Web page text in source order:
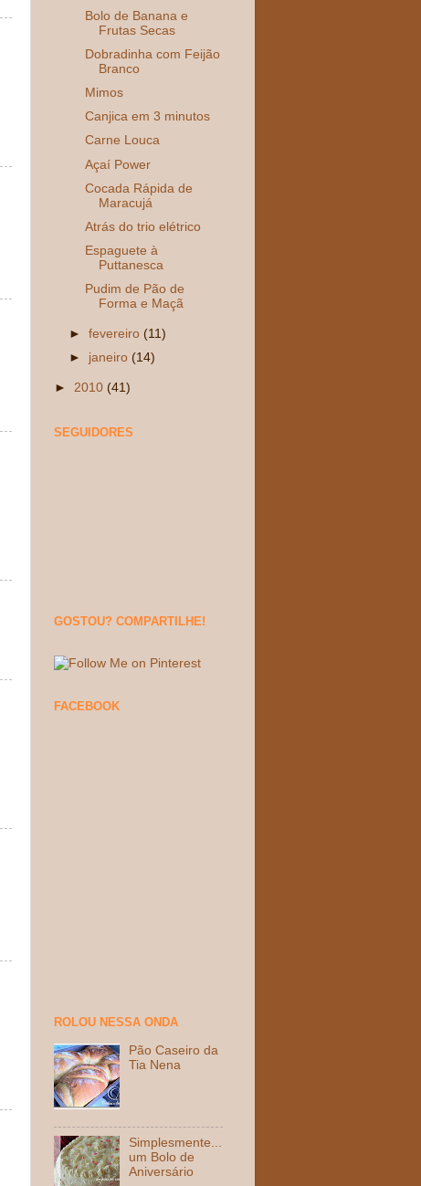
Bolo de Banana e
Frutas Secas
Dobradinha com Feijão
Branco
Mimos
Canjica em 3 minutos
Carne Louca
Açaí Power
Cocada Rápida de
Maracujá
Atrás do trio elétrico
Espaguete à
Puttanesca
Pudim de Pão de
Forma e Maçã
►fevereiro (11)
► janeiro (14)
► 2010 (41)
SEGUIDORES
GOSTOU? COMPARTILHE!
FACEBOOK
ROLOU NESSA ONDA
Pão Caseiro da
Tia Nena
Simplesmente...
um Bolo de
Aniversário